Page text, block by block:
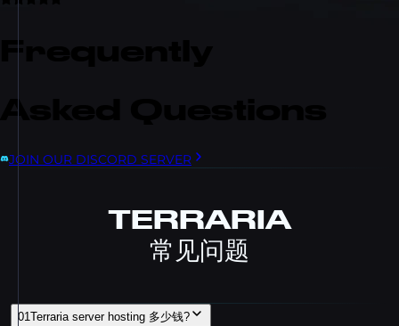
JOIN OUR DISCORD SERVER
TERRARIA
常见问题
01 Terraria server hosting 多少钱?